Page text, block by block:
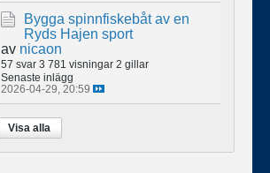
Bygga spinnfiskebåt av en
Ryds Hajen sport
av nicaon
57 svar 3 781 visningar 2 gillar
Senaste inlägg
2026-04-29, 20:59
Visa alla